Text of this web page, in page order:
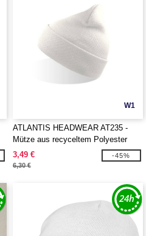
W1
ATLANTIS HEADWEAR AT235 -
Mütze aus recyceltem Polyester
3,49 €
6,30 €
-45%